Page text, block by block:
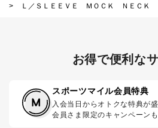
>
Ｌ／ＳＬＥＥＶＥ ＭＯＣＫ ＮＥＣＫ
お得で便利な
スポーツマイル会員特典
入会当日からオトクな特典が
会員さま限定のキャンペーン